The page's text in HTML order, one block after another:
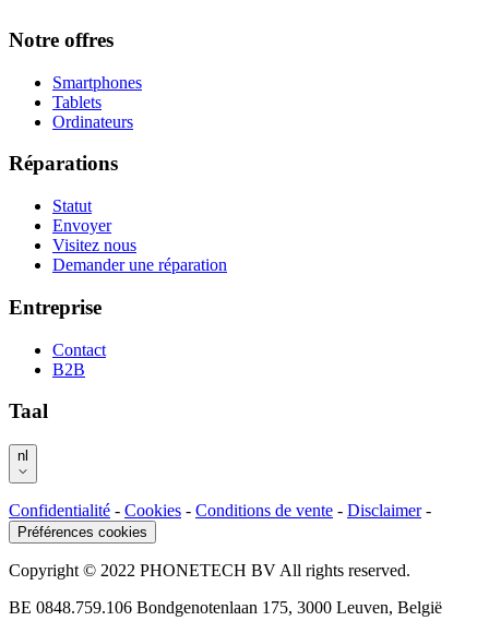
Notre offres
Smartphones
Tablets
Ordinateurs
Réparations
Statut
Envoyer
Visitez nous
Demander une réparation
Entreprise
Contact
B2B
Taal
nl
Confidentialité - Cookies - Conditions de vente - Disclaimer -
Préférences cookies
Copyright © 2022 PHONETECH BV All rights reserved.
BE 0848.759.106 Bondgenotenlaan 175, 3000 Leuven, België